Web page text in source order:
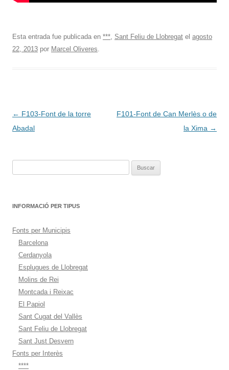
Esta entrada fue publicada en ***, Sant Feliu de Llobregat el agosto
22, 2013 por Marcel Oliveres.
Navegación
de
← F103-Font de la torre
Abadal
F101-Font de Can Merlès o de
la Xima →
INFORMACIÓ PER TIPUS
Fonts per Municipis
Barcelona
Cerdanyola
Esplugues de Llobregat
Molins de Rei
Montcada i Reixac
El Papiol
Sant Cugat del Vallès
Sant Feliu de Llobregat
Sant Just Desvern
Fonts per Interès
****